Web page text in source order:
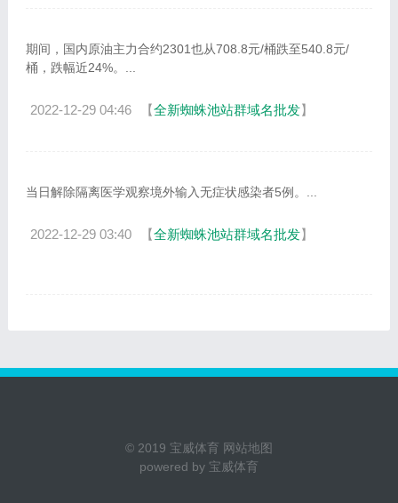
期间，国内原油主力合约2301也从708.8元/桶跌至540.8元/
桶，跌幅近24%。...
2022-12-29 04:46 【全新蜘蛛池站群域名批发】
当日解除隔离医学观察境外输入无症状感染者5例。...
2022-12-29 03:40 【全新蜘蛛池站群域名批发】
© 2019 宝威体育 网站地图
powered by 宝威体育